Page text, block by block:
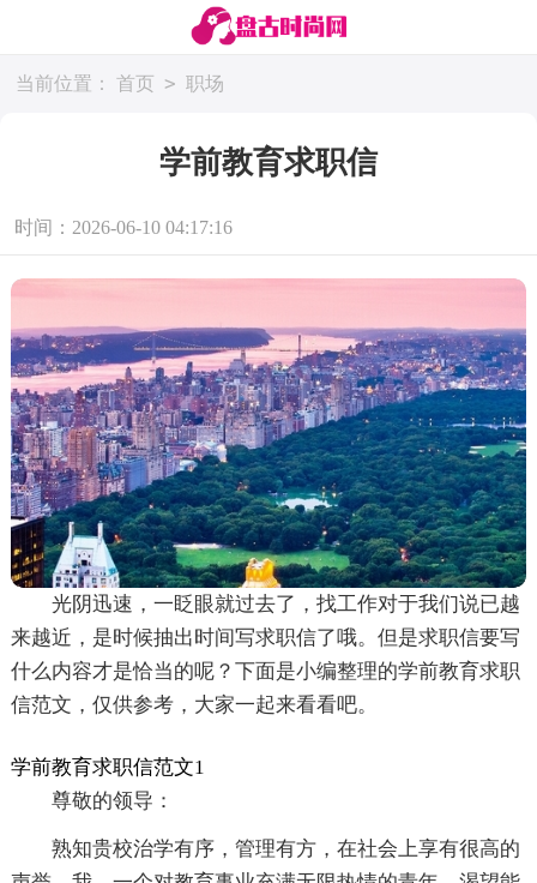
当前位置： 首页 > 职场
学前教育求职信
时间：2026-06-10 04:17:16
光阴迅速，一眨眼就过去了，找工作对于我们说已越
来越近，是时候抽出时间写求职信了哦。但是求职信要写
什么内容才是恰当的呢？下面是小编整理的学前教育求职
信范文，仅供参考，大家一起来看看吧。
学前教育求职信范文1
尊敬的领导：
熟知贵校治学有序，管理有方，在社会上享有很高的